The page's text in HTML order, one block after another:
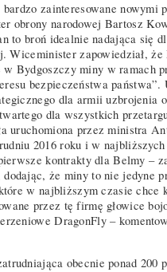
zainteresowane nowymi
obrony narodowej Bartosz
to broń idealnie nadająca się
Wiceminister zapowiedział,
w Bydgoszczy miny w ramach
bezpieczeństwa
dla armii uzbrojenia
dla wszystkich
uruchomiona przez ministra
2016 roku i w najbliższych
kontrakty dla Belmy –
że miny to nie jedyne
w najbliższym czasie chce
przez tę firmę głowice
DragonFly –
obecnie ponad 200